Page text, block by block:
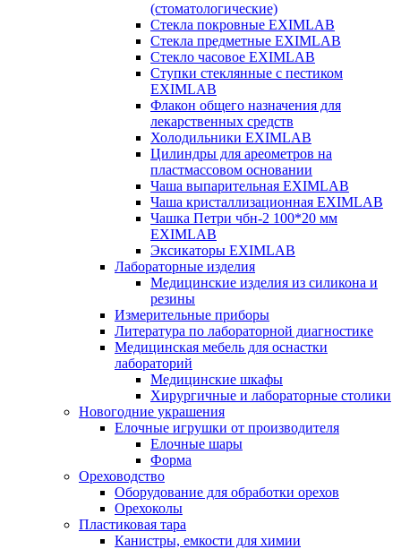
(стоматологические)
Стекла покровные EXIMLAB
Стекла предметные EXIMLAB
Стекло часовое EXIMLAB
Ступки стеклянные с пестиком
EXIMLAB
Флакон общего назначения для
лекарственных средств
Холодильники EXIMLAB
Цилиндры для ареометров на
пластмассовом основании
Чаша выпарительная EXIMLAB
Чаша кристаллизационная EXIMLAB
Чашка Петри чбн-2 100*20 мм
EXIMLAB
Эксикаторы EXIMLAB
Лабораторные изделия
Медицинские изделия из силикона и
резины
Измерительные приборы
Литература по лабораторной диагностике
Медицинская мебель для оснастки
лабораторий
Медицинские шкафы
Хирургичные и лабораторные столики
Новогодние украшения
Елочные игрушки от производителя
Елочные шары
Форма
Ореховодство
Оборудование для обработки орехов
Орехоколы
Пластиковая тара
Канистры, емкости для химии